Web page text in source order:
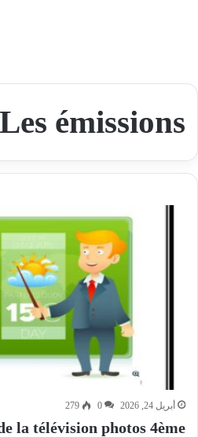
Les émissions
أبريل 24, 2026 0
279
la télévision photos 4ème